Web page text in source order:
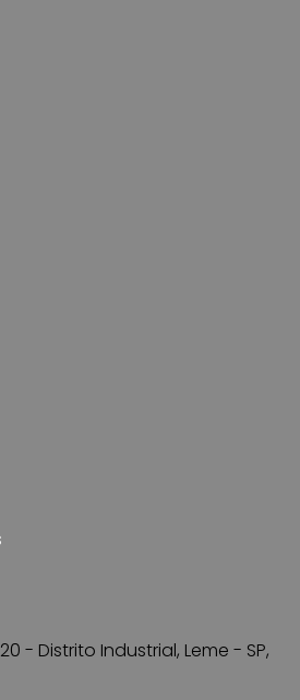
- Distrito Industrial, Leme - SP,